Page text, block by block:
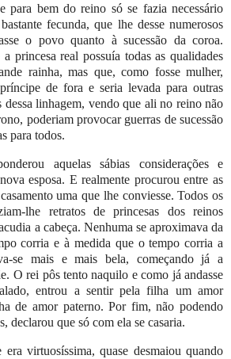
para bem do reino só se fazia necessário
fecunda, que lhe desse numerosos
o povo quanto à sucessão da coroa.
princesa real possuía todas as qualidades
rainha, mas que, como fosse mulher,
de fora e seria levada para outras
dessa linhagem, vendo que ali no reino não
poderiam provocar guerras de sucessão
para todos.
aquelas sábias considerações e
esposa. E realmente procurou entre as
uma que lhe conviesse. Todos os
lhe retratos de princesas dos reinos
a cabeça. Nenhuma se aproximava da
corria e à medida que o tempo corria a
se mais e mais bela, começando já a
O rei pôs tento naquilo e como já andasse
entrou a sentir pela filha um amor
de amor paterno. Por fim, não podendo
declarou que só com ela se casaria.
virtuosíssima, quase desmaiou quando